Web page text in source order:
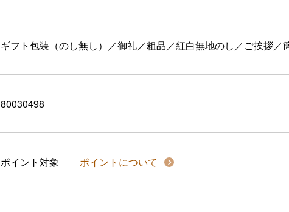
ギフト包装（のし無し）／御礼／粗品／紅白無地のし／ご挨拶／
80030498
ポイント対象 ポイントについて